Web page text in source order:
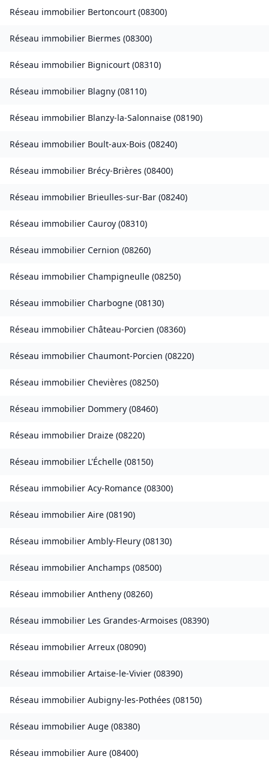
Réseau immobilier Bertoncourt (08300)
Réseau immobilier Biermes (08300)
Réseau immobilier Bignicourt (08310)
Réseau immobilier Blagny (08110)
Réseau immobilier Blanzy-la-Salonnaise (08190)
Réseau immobilier Boult-aux-Bois (08240)
Réseau immobilier Brécy-Brières (08400)
Réseau immobilier Brieulles-sur-Bar (08240)
Réseau immobilier Cauroy (08310)
Réseau immobilier Cernion (08260)
Réseau immobilier Champigneulle (08250)
Réseau immobilier Charbogne (08130)
Réseau immobilier Château-Porcien (08360)
Réseau immobilier Chaumont-Porcien (08220)
Réseau immobilier Chevières (08250)
Réseau immobilier Dommery (08460)
Réseau immobilier Draize (08220)
Réseau immobilier L'Échelle (08150)
Réseau immobilier Acy-Romance (08300)
Réseau immobilier Aire (08190)
Réseau immobilier Ambly-Fleury (08130)
Réseau immobilier Anchamps (08500)
Réseau immobilier Antheny (08260)
Réseau immobilier Les Grandes-Armoises (08390)
Réseau immobilier Arreux (08090)
Réseau immobilier Artaise-le-Vivier (08390)
Réseau immobilier Aubigny-les-Pothées (08150)
Réseau immobilier Auge (08380)
Réseau immobilier Aure (08400)